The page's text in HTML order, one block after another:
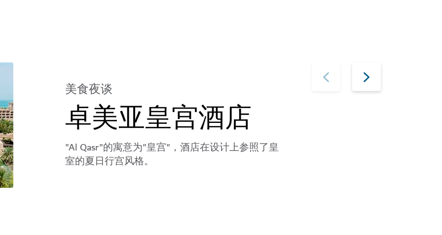
美食夜谈
卓美亚皇宫酒店
"Al Qasr"的寓意为"皇宫"，酒店在设计上参照了皇
室的夏日行宫风格。